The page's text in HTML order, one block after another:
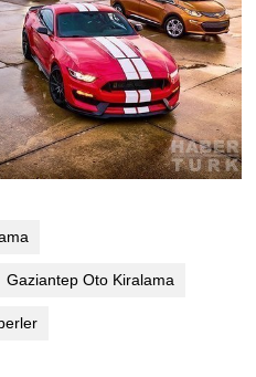
Gaziantep Oto Kiralama